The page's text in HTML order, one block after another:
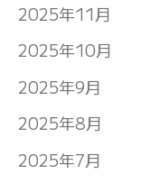
2025年11月
2025年10月
2025年9月
2025年8月
2025年7月